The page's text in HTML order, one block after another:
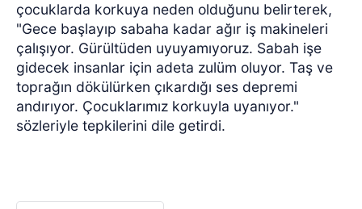
çocuklarda korkuya neden olduğunu belirterek,
"Gece başlayıp sabaha kadar ağır iş makineleri
çalışıyor. Gürültüden uyuyamıyoruz. Sabah işe
gidecek insanlar için adeta zulüm oluyor. Taş ve
toprağın dökülürken çıkardığı ses depremi
andırıyor. Çocuklarımız korkuyla uyanıyor."
sözleriyle tepkilerini dile getirdi.